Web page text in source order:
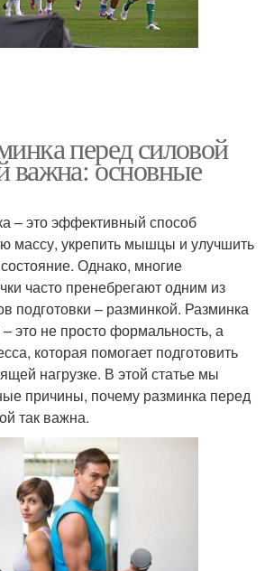
перед силовой
важна: основные
– это эффективный способ
массу, укрепить мышцы и улучшить
Однако, многие
часто пренебрегают одним из
подготовки – разминкой. Разминка
это не просто формальность, а
которая помогает подготовить
нагрузке. В этой статье мы
причины, почему разминка перед
так важна.